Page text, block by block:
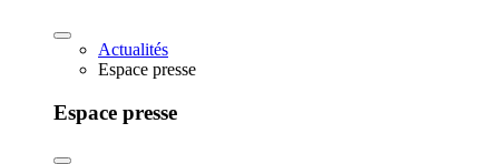
Actualités
Espace presse
Espace presse